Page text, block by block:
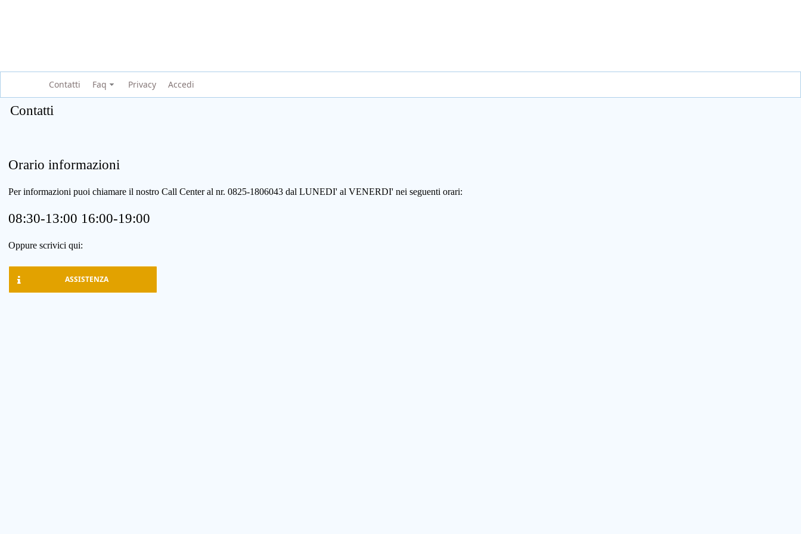
Contatti Faq Privacy Accedi
Contatti
Orario informazioni
Per informazioni puoi chiamare il nostro Call Center al nr. 0825-1806043 dal LUNEDI' al VENERDI' nei seguenti orari:
08:30-13:00 16:00-19:00
Oppure scrivici qui:
ASSISTENZA